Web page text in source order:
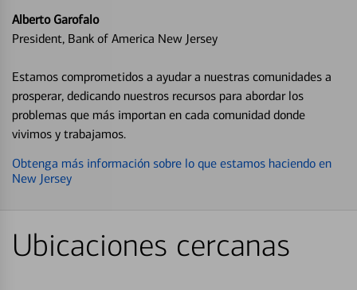
Alberto Garofalo
President, Bank of America New Jersey
Estamos comprometidos a ayudar a nuestras comunidades a
prosperar, dedicando nuestros recursos para abordar los
problemas que más importan en cada comunidad donde
vivimos y trabajamos.
Obtenga más información sobre lo que estamos haciendo en
New Jersey
Ubicaciones cercanas